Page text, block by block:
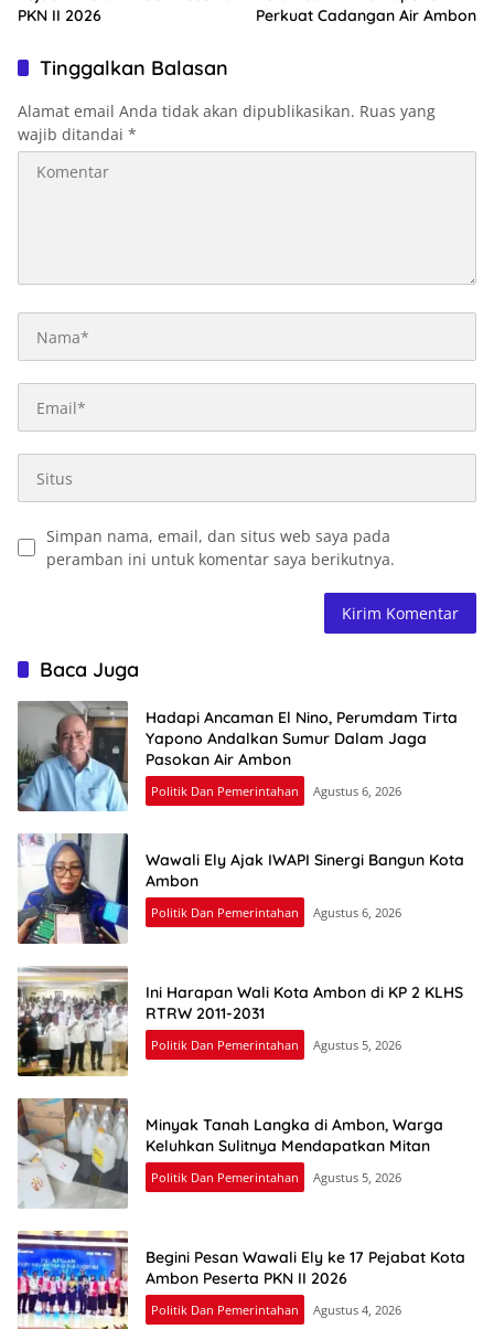
PKN II 2026
Perkuat Cadangan Air Ambon
Tinggalkan Balasan
Alamat email Anda tidak akan dipublikasikan. Ruas yang
wajib ditandai *
Simpan nama, email, dan situs web saya pada
peramban ini untuk komentar saya berikutnya.
Baca Juga
Hadapi Ancaman El Nino, Perumdam Tirta
Yapono Andalkan Sumur Dalam Jaga
Pasokan Air Ambon
Politik Dan Pemerintahan Agustus 6, 2026
Wawali Ely Ajak IWAPI Sinergi Bangun Kota
Ambon
Politik Dan Pemerintahan Agustus 6, 2026
Ini Harapan Wali Kota Ambon di KP 2 KLHS
RTRW 2011-2031
Politik Dan Pemerintahan Agustus 5, 2026
Minyak Tanah Langka di Ambon, Warga
Keluhkan Sulitnya Mendapatkan Mitan
Politik Dan Pemerintahan Agustus 5, 2026
Begini Pesan Wawali Ely ke 17 Pejabat Kota
Ambon Peserta PKN II 2026
Politik Dan Pemerintahan Agustus 4, 2026